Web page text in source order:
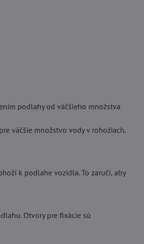
podlahy od väčšieho množstva
väčšie množstvo vody v rohožiach.
k podlahe vozidla. To zaručí, aby
Otvory pre fixácie sú